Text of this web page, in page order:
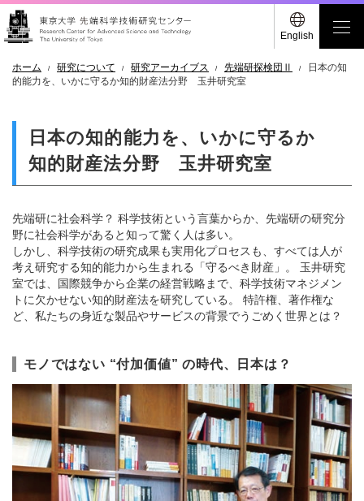
English
ホーム 研究について 研究アーカイブス 先端研探検団Ⅱ
日本の知
的能力を、いかに守るか知的財産法分野 玉井研究室
日本の知的能力を、いかに守るか
知的財産法分野 玉井研究室
先端研に社会科学？ 科学技術という言葉からか、先端研の研究分
野に社会科学があると知って驚く人は多い。
しかし、科学技術の研究成果も実用化プロセスも、すべては人が
考え研究する知的能力から生まれる「守るべき財産」。 玉井研究
室では、国際競争から企業の経営戦略まで、科学技術マネジメン
トに欠かせない知的財産法を研究している。 特許権、著作権な
ど、私たちの身近な製品やサービスの背景でうごめく世界とは？
モノではない “付加価値” の時代、日本は？